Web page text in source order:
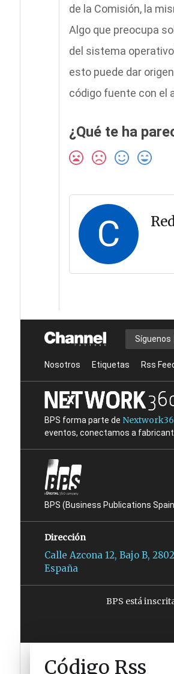
de la Comisión, la
Algo que preocupa
del sistema
esto puede dar
código fuente con el
¿Qué te ha
C
Síguenos
Nosotros Etiquetas Rss
BPS forma parte de
eventos, conectamos a
BPS (Business Publications
Dirección
Calle Azcona 12, Bajo B,
España
BPS está
Código Rss